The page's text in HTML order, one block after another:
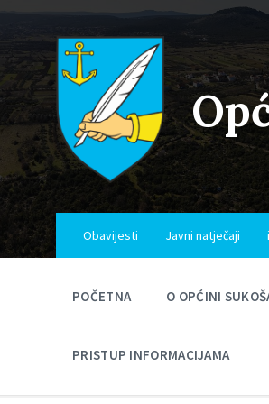
navigation
Obavijesti Javni natječaji
POČETNA O OPĆINI
PRISTUP INFORMACIJAMA